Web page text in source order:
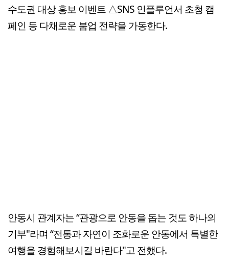
수도권 대상 홍보 이벤트 △SNS 인플루언서 초청 캠
페인 등 다채로운 붐업 전략을 가동한다.
안동시 관계자는 “관광으로 안동을 돕는 것도 하나의
기부"라며 “전통과 자연이 조화로운 안동에서 특별한
여행을 경험해보시길 바란다"고 전했다.